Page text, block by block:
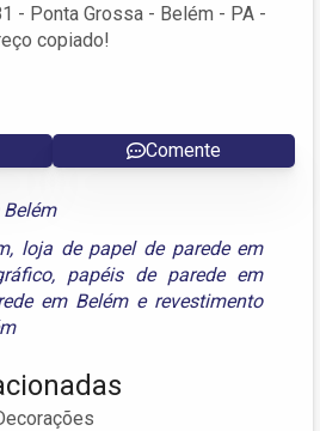
- Ponta Grossa - Belém - PA -
copiado!
Comente
, loja de papel de parede em
, papéis de parede em
em Beléme revestimento